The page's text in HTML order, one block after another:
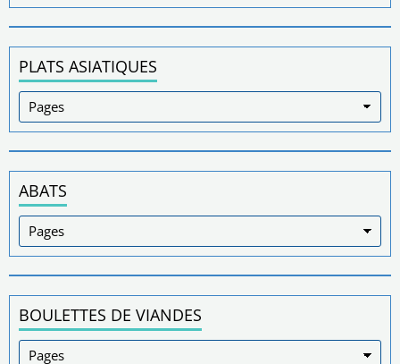
PLATS ASIATIQUES
ABATS
BOULETTES DE VIANDES